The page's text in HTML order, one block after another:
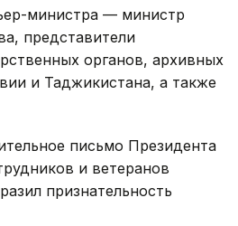
министра — министр
представители
органов, архивных
и Таджикистана, а также
письмо Президента
и ветеранов
признательность